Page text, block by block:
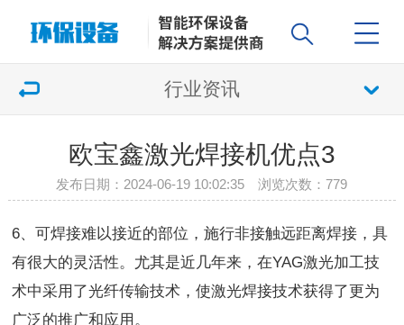
行业资讯
欧宝鑫激光焊接机优点3
发布日期：2024-06-19 10:02:35 浏览次数：779
6、可焊接难以接近的部位，施行非接触远距离焊接，具
有很大的灵活性。尤其是近几年来，在YAG激光加工技
术中采用了光纤传输技术，使激光焊接技术获得了更为
广泛的推广和应用。